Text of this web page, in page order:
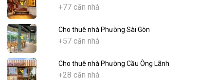
+77 căn nhà
Cho thuê nhà Phường Sài Gòn
+57 căn nhà
Cho thuê nhà Phường Cầu Ông Lãnh
+28 căn nhà